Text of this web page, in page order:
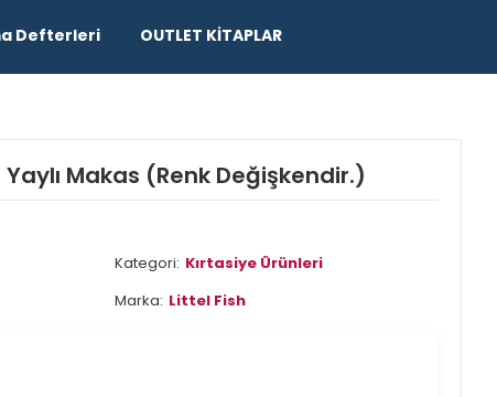
Defterleri OUTLET KİTAPLAR
Makas (Renk Değişkendir.)
Kategori: Kırtasiye Ürünleri
Marka: Littel Fish